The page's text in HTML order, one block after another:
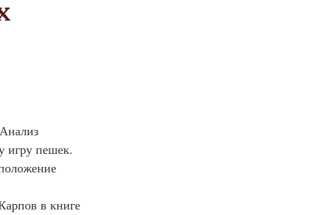
игру пешек.